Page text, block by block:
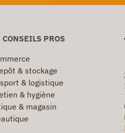
CONSEILS PROS
& stockage
& logistique
& hygiène
& magasin